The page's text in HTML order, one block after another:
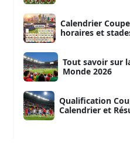
Calendrier
horaires et
Tout savoir sur
Monde 2026
Qualification
Calendrier et